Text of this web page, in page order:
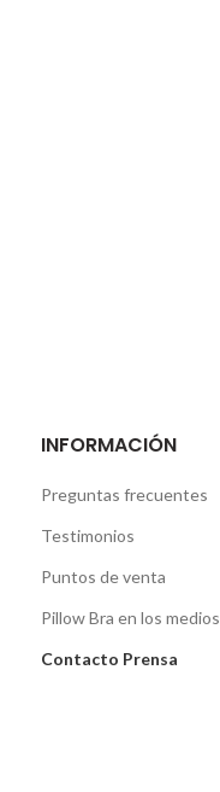
INFORMACIÓN
Preguntas frecuentes
Testimonios
Puntos de venta
Pillow Bra en los medios
Contacto Prensa